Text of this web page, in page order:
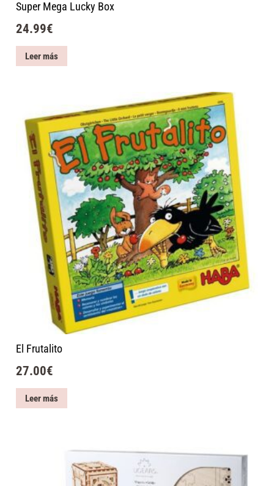
Super Mega Lucky Box
24.99€
Leer más
El Frutalito
27.00€
Leer más